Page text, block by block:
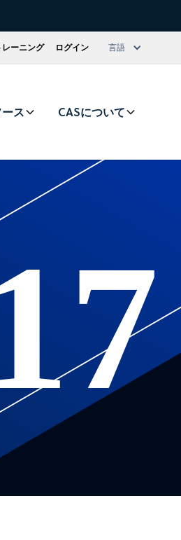
レーニング ログイン 言語
ス CASについて